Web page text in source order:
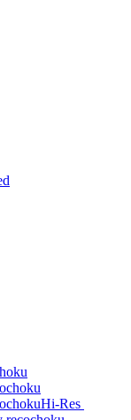
Hi-Res